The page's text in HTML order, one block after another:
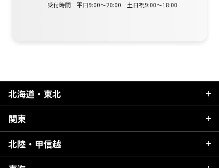
受付時間 平日9:00～20:00 土日祝9:00～18:00
北海道・東北
北海道
青森県
秋田県
関東
茨城県
北陸・甲信越